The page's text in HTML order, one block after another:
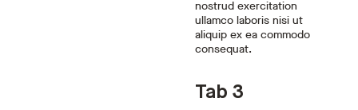
nostrud exercitation
ullamco laboris nisi ut
aliquip ex ea commodo
consequat.
Tab 3